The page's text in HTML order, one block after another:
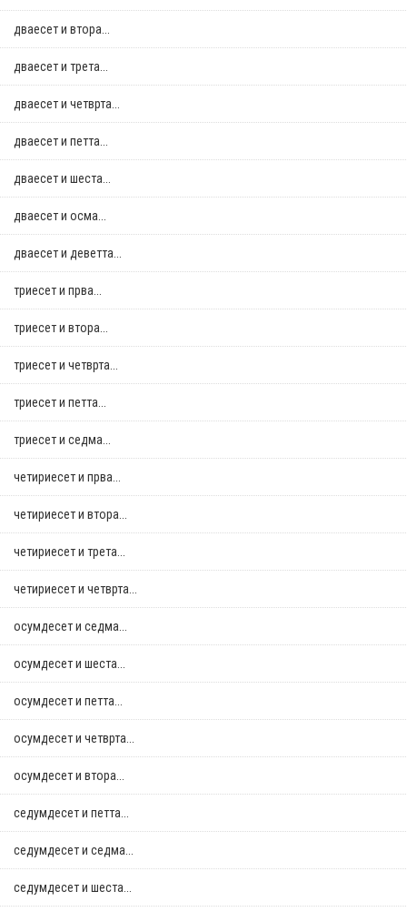
дваесет и втора...
дваесет и трета...
дваесет и четврта...
дваесет и петта...
дваесет и шеста...
дваесет и осма...
дваесет и деветта...
триесет и прва...
триесет и втора...
триесет и четврта...
триесет и петта...
триесет и седма...
четириесет и прва...
четириесет и втора...
четириесет и трета...
четириесет и четврта...
осумдесет и седма...
осумдесет и шеста...
осумдесет и петта...
осумдесет и четврта...
осумдесет и втора...
седумдесет и петта...
седумдесет и седма...
седумдесет и шеста...